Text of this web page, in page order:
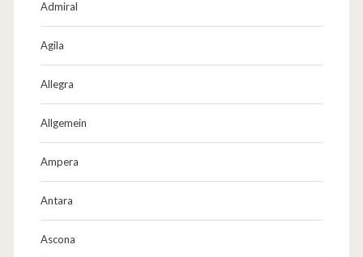
Admiral
Agila
Allegra
Allgemein
Ampera
Antara
Ascona